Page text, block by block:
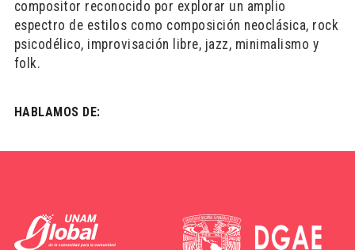
compositor reconocido por explorar un amplio
espectro de estilos como composición neoclásica, rock
psicodélico, improvisación libre, jazz, minimalismo y
folk.
HABLAMOS DE: